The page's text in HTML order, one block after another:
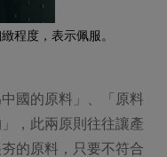
程度，表示佩服。
國的原料」、「原料
，此兩原則往往讓產
的原料，只要不符合